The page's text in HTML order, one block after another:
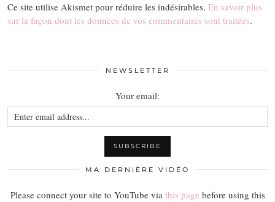
Ce site utilise Akismet pour réduire les indésirables. En savoir plus
sur la façon dont les données de vos commentaires sont traitées.
NEWSLETTER
Your email:
MA DERNIÈRE VIDÉO
Please connect your site to YouTube via this page before using this